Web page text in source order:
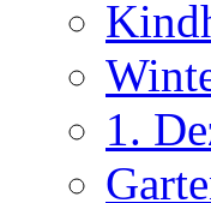
1.